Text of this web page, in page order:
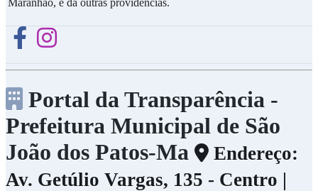
Maranhão, e dá outras providências.
Portal da Transparência -
Prefeitura Municipal de São
João dos Patos-Ma
Endereço:
Av. Getúlio Vargas, 135 - Centro |